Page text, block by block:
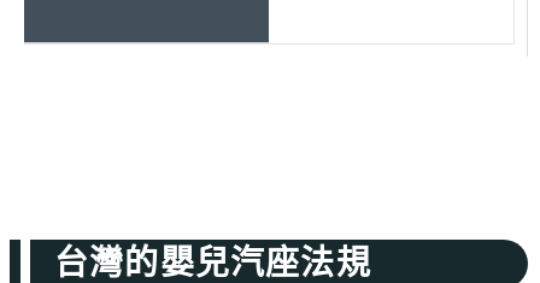
台灣的嬰兒汽座法規